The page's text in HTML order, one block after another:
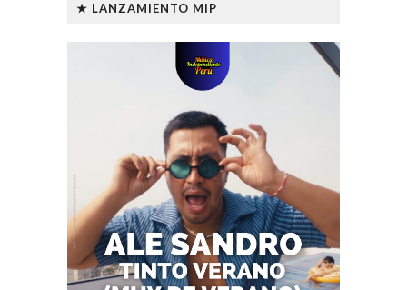
★ LANZAMIENTO MIP